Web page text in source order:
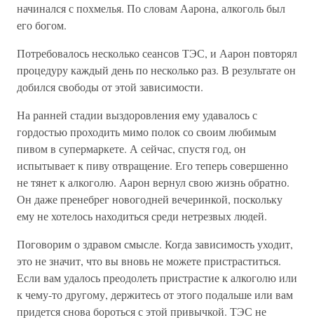
начинался с похмелья. По словам Аарона, алкоголь был
его богом.
Потребовалось несколько сеансов ТЭС, и Аарон повторял
процедуру каждый день по несколько раз. В результате он
добился свободы от этой зависимости.
На ранней стадии выздоровления ему удавалось с
гордостью проходить мимо полок со своим любимым
пивом в супермаркете. А сейчас, спустя год, он
испытывает к пиву отвращение. Его теперь совершенно
не тянет к алкоголю. Аарон вернул свою жизнь обратно.
Он даже пренебрег новогодней вечеринкой, поскольку
ему не хотелось находиться среди нетрезвых людей.
Поговорим о здравом смысле. Когда зависимость уходит,
это не значит, что вы вновь не можете пристраститься.
Если вам удалось преодолеть пристрастие к алкоголю или
к чему-то другому, держитесь от этого подальше или вам
придется снова бороться с этой привычкой. ТЭС не